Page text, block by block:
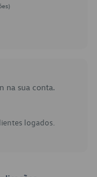
na sua conta.
logados.